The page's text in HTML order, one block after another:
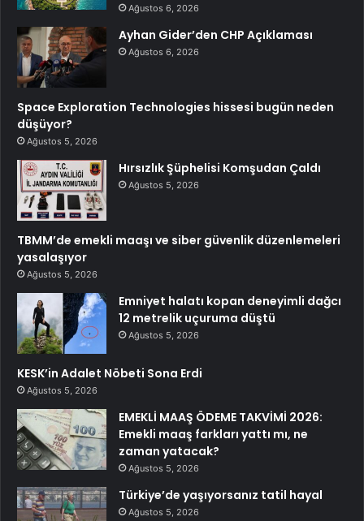
Ağustos 6, 2026
Ayhan Gider’den CHP Açıklaması
Ağustos 6, 2026
Space Exploration Technologies hissesi bugün neden
düşüyor?
Ağustos 5, 2026
Hırsızlık Şüphelisi Komşudan Çaldı
Ağustos 5, 2026
TBMM’de emekli maaşı ve siber güvenlik düzenlemeleri
yasalaşıyor
Ağustos 5, 2026
Emniyet halatı kopan deneyimli dağcı
12 metrelik uçuruma düştü
Ağustos 5, 2026
KESK’in Adalet Nöbeti Sona Erdi
Ağustos 5, 2026
EMEKLİ MAAŞ ÖDEME TAKVİMİ 2026:
Emekli maaş farkları yattı mı, ne
zaman yatacak?
Ağustos 5, 2026
Türkiye’de yaşıyorsanız tatil hayal
Ağustos 5, 2026